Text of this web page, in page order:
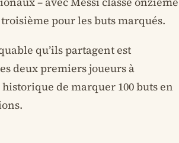
pour les buts marqués.
qu’ils partagent est
deux premiers joueurs à
de marquer 100 buts en